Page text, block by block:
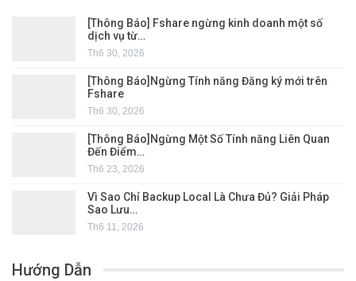
[Thông Báo] Fshare ngừng kinh doanh một số
dịch vụ từ…
Th6 30, 2026
[Thông Báo]Ngừng Tính năng Đăng ký mới trên
Fshare
Th6 30, 2026
[Thông Báo]Ngừng Một Số Tính năng Liên Quan
Đến Điểm…
Th6 23, 2026
Vì Sao Chỉ Backup Local Là Chưa Đủ? Giải Pháp
Sao Lưu…
Th6 11, 2026
Hướng Dẫn